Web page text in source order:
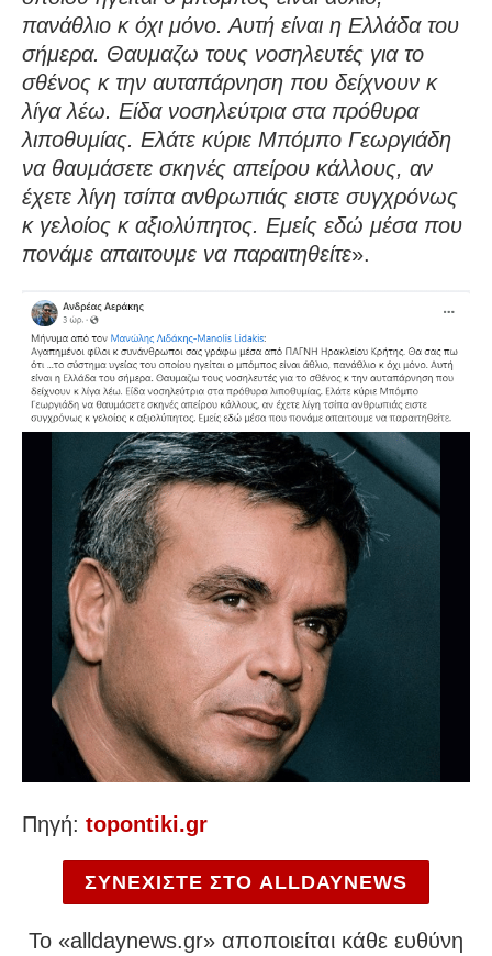
πανάθλιο κ όχι μόνο. Αυτή είναι η Ελλάδα του
σήμερα. Θαυμαζω τους νοσηλευτές για το
σθένος κ την αυταπάρνηση που δείχνουν κ
λίγα λέω. Είδα νοσηλεύτρια στα πρόθυρα
λιποθυμίας. Ελάτε κύριε Μπόμπο Γεωργιάδη
να θαυμάσετε σκηνές απείρου κάλλους, αν
έχετε λίγη τσίπα ανθρωπιάς ειστε συγχρόνως
κ γελοίος κ αξιολύπητος. Εμείς εδώ μέσα που
πονάμε απαιτουμε να παραιτηθείτε».
Πηγή: topontiki.gr
ΣΥΝΕΧΙΣΤΕ ΣΤΟ ALLDAYNEWS
To «alldaynews.gr» αποποιείται κάθε ευθύνη